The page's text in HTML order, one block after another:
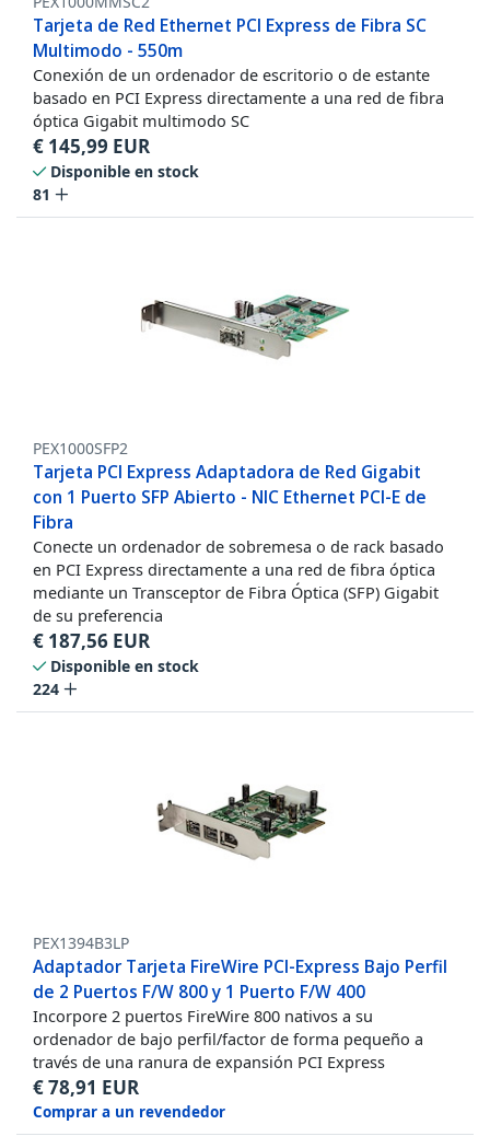
Tarjeta de Red Ethernet PCI Express de Fibra SC
Multimodo - 550m
Conexión de un ordenador de escritorio o de estante
basado en PCI Express directamente a una red de fibra
óptica Gigabit multimodo SC
€ 145,99 EUR
Disponible en stock
81
PEX1000SFP2
Tarjeta PCI Express Adaptadora de Red Gigabit
con 1 Puerto SFP Abierto - NIC Ethernet PCI-E de
Fibra
Conecte un ordenador de sobremesa o de rack basado
en PCI Express directamente a una red de fibra óptica
mediante un Transceptor de Fibra Óptica (SFP) Gigabit
de su preferencia
€ 187,56 EUR
Disponible en stock
224
PEX1394B3LP
Adaptador Tarjeta FireWire PCI-Express Bajo Perfil
de 2 Puertos F/W 800 y 1 Puerto F/W 400
Incorpore 2 puertos FireWire 800 nativos a su
ordenador de bajo perfil/factor de forma pequeño a
través de una ranura de expansión PCI Express
€78,91 EUR
Comprar a un revendedor